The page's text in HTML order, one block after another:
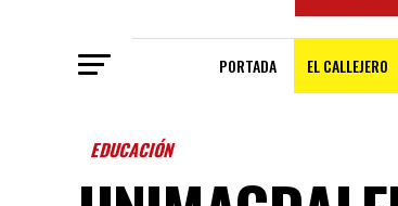
PORTADA EL CALLEJERO
EDUCACIÓN